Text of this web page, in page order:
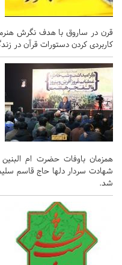
قرن در ساروق با هدف نگرش
کاربردی کردن دستورات قرآن در
همزمان باوفات حضرت ام البنین
شهادت سردار دلها حاج قاسم
شد.